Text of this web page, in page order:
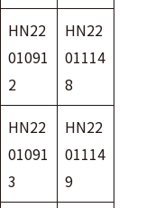
HN22
01091
2
HN22
01114
8
HN22
01091
3
HN22
01114
9